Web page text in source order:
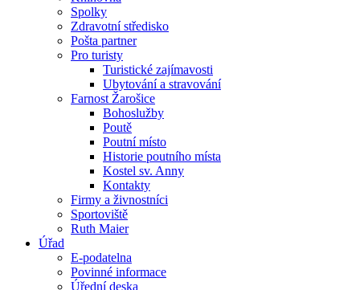
Spolky
Zdravotní středisko
Pošta partner
Pro turisty
Turistické zajímavosti
Ubytování a stravování
Farnost Žarošice
Bohoslužby
Poutě
Poutní místo
Historie poutního místa
Kostel sv. Anny
Kontakty
Firmy a živnostníci
Sportoviště
Ruth Maier
Úřad
E-podatelna
Povinné informace
Úřední deska